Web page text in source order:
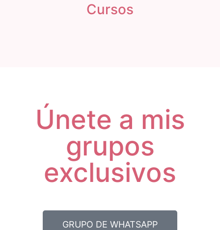
Cursos
Únete a mis
grupos
exclusivos
GRUPO DE WHATSAPP